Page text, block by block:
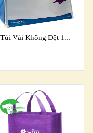
Túi Vải Không Dệt 1...